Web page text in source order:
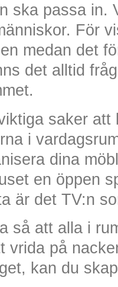
ska passa in.
För
medan det
det alltid
saker att
i
dina
en öppen
är det TV:n
så att alla i
vrida på
kan du